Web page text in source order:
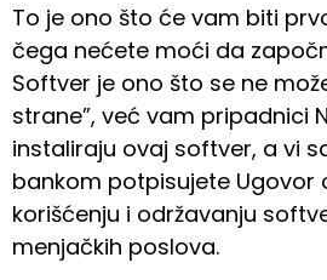
To je ono što će vam biti
čega nećete moći da
Softver je ono što se ne
strane”, već vam pripadnici
instaliraju ovaj softver, a vi
bankom potpisujete Ugovor
korišćenju i održavanju
menjačkih poslova.